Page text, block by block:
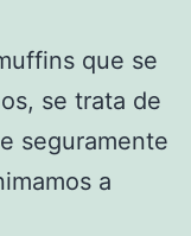
que se
se trata de
seguramente
a